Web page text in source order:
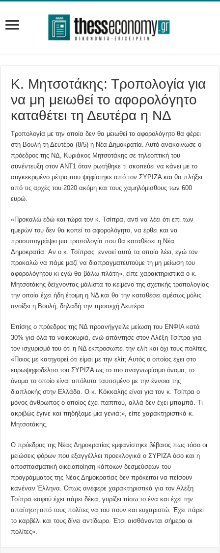
K. Μητσοτάκης: Τροπολογία για
να μη μειωθεί το αφορολόγητο
καταθέτει τη Δευτέρα η ΝΔ
Τροπολογία με την οποία δεν θα μειωθεί το αφορολόγητο θα φέρει
στη Βουλή τη Δευτέρα (8/5) η Νέα Δημοκρατία. Αυτό ανακοίνωσε ο
πρόεδρος της ΝΔ, Κυριάκος Μητσοτάκης σε τηλεοπτική του
συνέντευξη στον ΑΝΤ1 όταν ρωτήθηκε τι σκοπεύει να κάνει με το
συγκεκριμένο μέτρο που ψηφίστηκε από τον ΣΥΡΙΖΑ και θα πλήξει
από τις αρχές του 2020 ακόμη και τους χαμηλόμισθους των 600
ευρώ.
«Προκαλώ εδώ και τώρα τον κ. Τσίπρα, αντί να λέει ότι επί των
ημερών του δεν θα κοπεί το αφορολόγητο, να έρθει και να
προσυπογράψει μια τροπολογία που θα καταθέσει η Νέα
Δημοκρατία. Aν ο κ. Τσίπρας εννοεί αυτά τα οποία λέει, εγώ τον
προκαλώ να πάμε μαζί να διαπραγματευτούμε τη μη μείωση του
αφορολόγητου κι εγώ θα βάλω πλάτη», είπε χαρακτηριστικά ο κ.
Μητσοτάκης δείχνοντας μάλιστα το κείμενο της σχετικής τροπολογίας
την οποία έχει ήδη έτοιμη η ΝΔ και θα την καταθέσει αμέσως μόλις
ανοίξει η Βουλή, δηλαδή την προσεχή Δευτέρα.
Επίσης ο πρόεδρος της ΝΔ προανήγγειλε μείωση του ΕΝΦΙΑ κατά
30% για όλα τα νοικοκυριά, ενώ απάντησε στον Αλέξη Τσίπρα για
τον ισχυρισμό του ότι η ΝΔ εκπροσωπεί την ελίτ και όχι τους πολίτες.
«Ποιος με κατηγορεί ότι είμαι με την ελίτ; Αυτός ο οποίος έχει στο
ευρωψηφοδέλτιο του ΣΥΡΙΖΑ ως το πιο αναγνωρίσιμο όνομα, το
όνομα το οποίο είναι απόλυτα ταυτισμένο με την έννοια της
διαπλοκής στην Ελλάδα. Ο κ. Κόκκαλης είναι για τον κ. Τσίπρα ο
μόνος άνθρωπος ο οποίος έχει παππού, αλλά δεν έχει μπαμπά. Τι
ακριβώς έγινε και πηδήξαμε μια γενιά;», είπε χαρακτηριστικά κ.
Μητσοτάκης.
Ο πρόεδρος της Νέας Δημοκρατίας εμφανίστηκε βέβαιος πως τόσο οι
μειώσεις φόρων που εξαγγέλλει προεκλογικά ο ΣΥΡΙΖΑ όσο και η
αποσπασματική οικειοποίηση κάποιων δεσμεύσεων του
προγράμματος της Νέας Δημοκρατίας δεν πρόκειται να πείσουν
κανέναν Έλληνα. Όπως ανέφερε χαρακτηριστικά για τον Αλέξη
Τσίπρα «αφού έχει πάρει δέκα, γυρίζει πίσω το ένα και έχει την
απαίτηση από τους πολίτες να του πουν και ευχαριστώ. Έχει πάρει
το καρβέλι και τους δίνει αντίδωρο. Έτσι αισθάνονται σήμερα οι
πολίτες».